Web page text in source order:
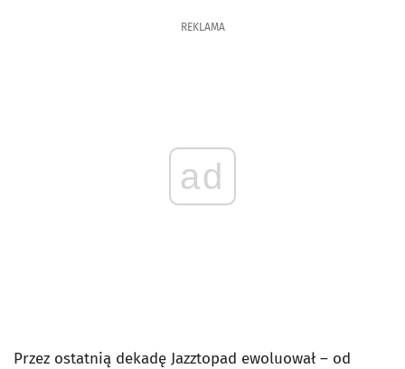
REKLAMA
ad
Przez ostatnią dekadę Jazztopad ewoluował – od